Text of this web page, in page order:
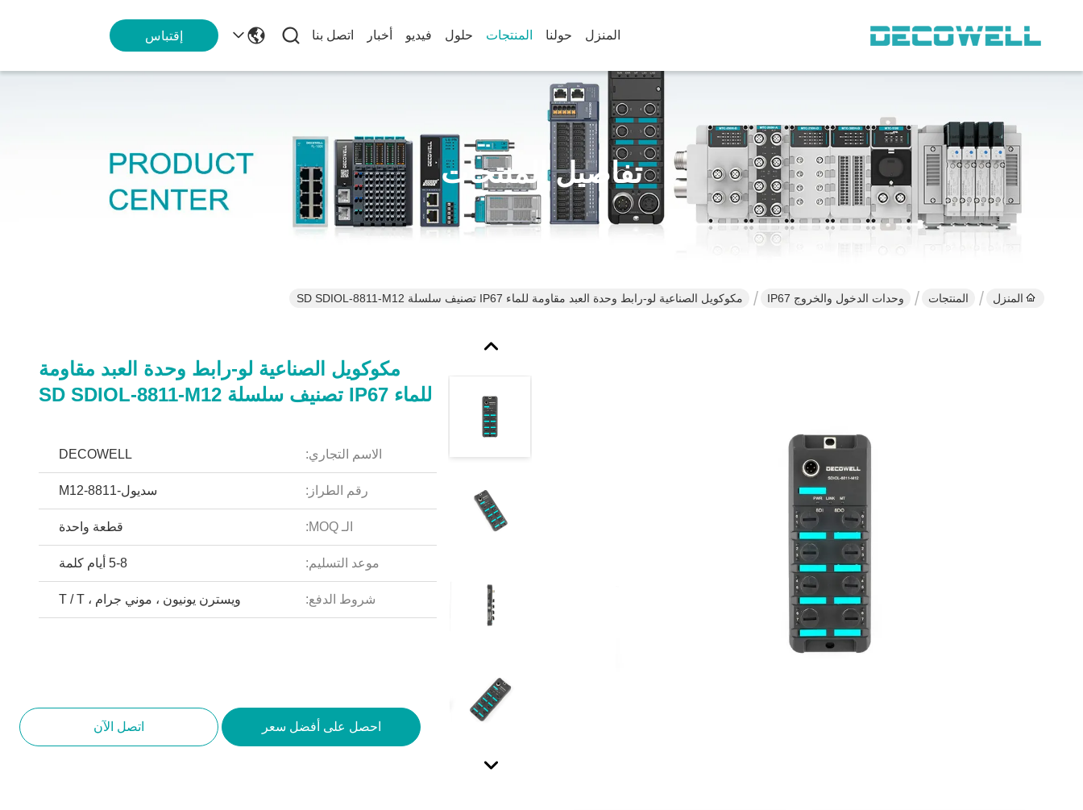
المنزل حولنا المنتجات حلول فيديو أخبار اتصل بنا إقتباس
تفاصيل المنتجات
المنزل المنتجات وحدات الدخول والخروج IP67 مكوكويل الصناعية لو-رابط وحدة العبد مقاومة للماء IP67 تصنيف سلسلة SD SDIOL-8811-M12
مكوكويل الصناعية لو-رابط وحدة العبد مقاومة
للماء IP67 تصنيف سلسلة SD SDIOL-8811-M12
الاسم التجاري: DECOWELL
رقم الطراز: سديول-8811-M12
الـ MOQ: قطعة واحدة
موعد التسليم: 5-8 أيام كلمة
شروط الدفع: ويسترن يونيون ، موني جرام ، T / T
احصل على أفضل سعر اتصل الآن